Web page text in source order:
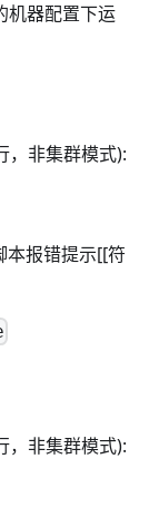
机器配置下运
，非集群模式):
报错提示[[符
，非集群模式):